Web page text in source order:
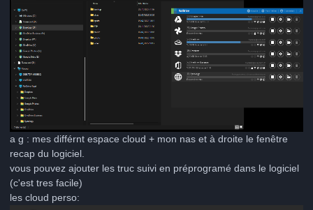
a g : mes différnt espace cloud + mon nas et à droite le fenêtre
recap du logiciel.
vous pouvez ajouter les truc suivi en préprogramé dans le logiciel
(c'est tres facile)
les cloud perso: